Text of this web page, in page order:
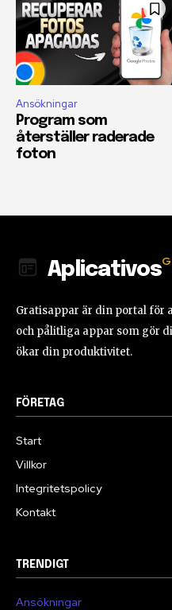
Ansökningar
Program som
återställer raderade
foton
Aplicativos
Gratisappar är din portal för
och pålitliga appar som gör
ökar din produktivitet.
FÖRETAG
Start
Villkor
Integritetspolicy
Kontakt
TRENDIGT
Ansökningar